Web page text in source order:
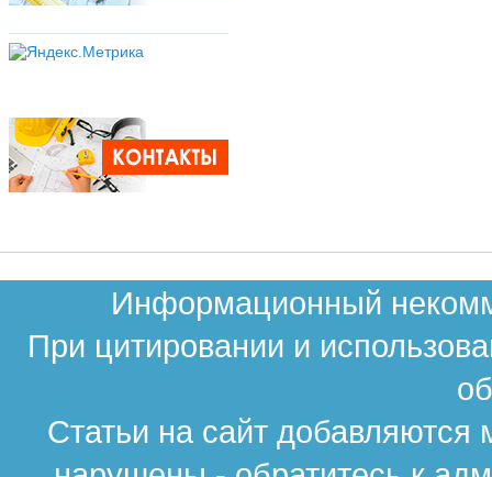
Информационный
При цитировании и
Статьи на сайт